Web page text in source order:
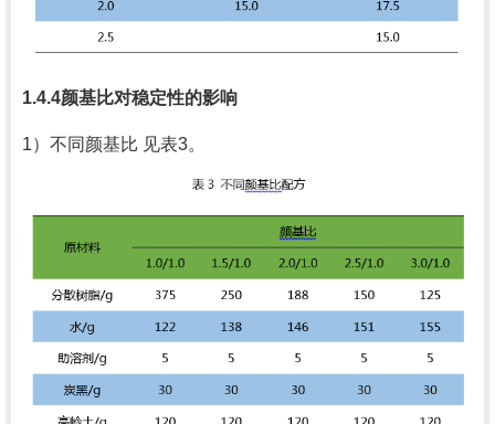
1.4.4颜基比对稳定性的影响
1）不同颜基比 见表3。